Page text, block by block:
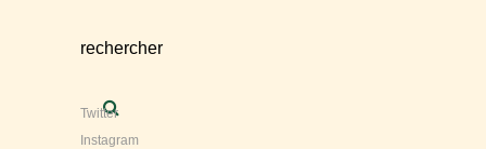
rechercher
Twitter
Instagram